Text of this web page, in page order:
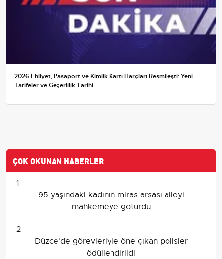
2026 Ehliyet, Pasaport ve Kimlik Kartı Harçları Resmileşti: Yeni
Tarifeler ve Geçerlilik Tarihi
ÇOK OKUNAN HABERLER
1
95 yaşındaki kadının miras arsası aileyi
mahkemeye götürdü
2
Düzce'de görevleriyle öne çıkan polisler
ödüllendirildi